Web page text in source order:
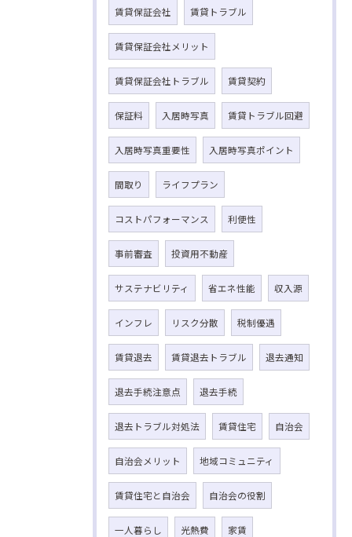
賃貸保証会社 賃貸トラブル
賃貸保証会社メリット
賃貸保証会社トラブル 賃貸契約
保証料 入居時写真 賃貸トラブル回避
入居時写真重要性 入居時写真ポイント
間取り ライフプラン
コストパフォーマンス 利便性
事前審査 投資用不動産
サステナビリティ 省エネ性能 収入源
インフレ リスク分散 税制優遇
賃貸退去 賃貸退去トラブル 退去通知
退去手続注意点 退去手続
退去トラブル対処法 賃貸住宅 自治会
自治会メリット 地域コミュニティ
賃貸住宅と自治会 自治会の役割
一人暮らし 光熱費 家賃